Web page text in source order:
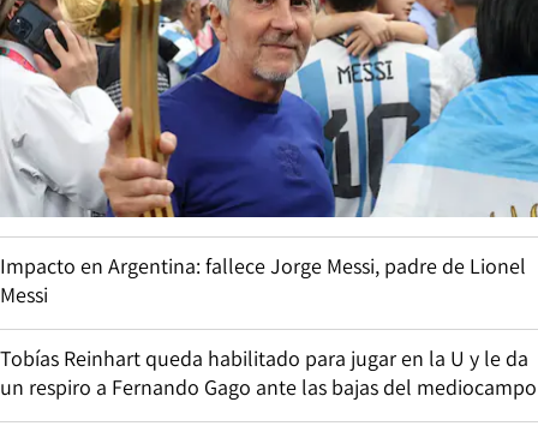
Impacto en Argentina: fallece Jorge Messi, padre de Lionel
Messi
Tobías Reinhart queda habilitado para jugar en la U y le da
un respiro a Fernando Gago ante las bajas del mediocampo